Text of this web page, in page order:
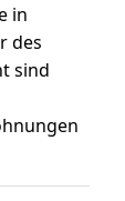
in
des
sind